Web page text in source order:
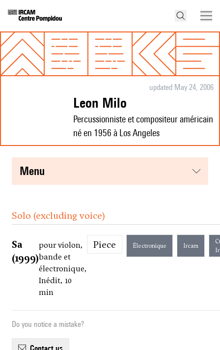
updated May 24, 2006
Leon Milo
Percussionniste et compositeur américain
né en 1956 à Los Angeles
menu
Solo (excluding voice)
Sa
(1999)
pour violon,
bande et
électronique,
Inédit, 10
min
Piece Électronique Ircam
Do you notice a mistake?